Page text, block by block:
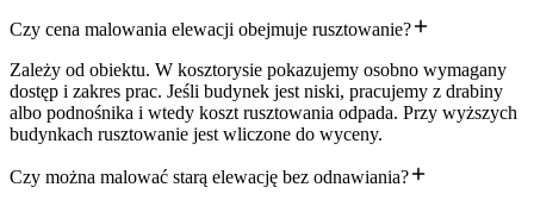
Czy cena malowania elewacji obejmuje rusztowanie?
Zależy od obiektu. W kosztorysie pokazujemy osobno wymagany
dostęp i zakres prac. Jeśli budynek jest niski, pracujemy z drabiny
albo podnośnika i wtedy koszt rusztowania odpada. Przy wyższych
budynkach rusztowanie jest wliczone do wyceny.
Czy można malować starą elewację bez odnawiania?